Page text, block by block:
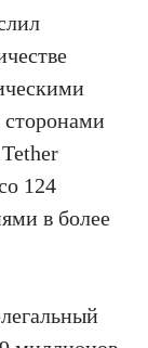
124
в более